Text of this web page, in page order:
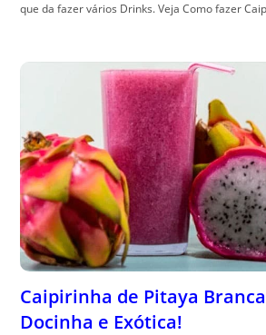
que da fazer vários Drinks. Veja Como fazer
Caipirinha de Pitaya
Docinha e Exótica!